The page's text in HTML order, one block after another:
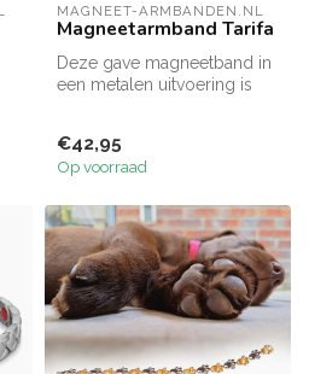
MAGNEET-ARMBANDEN.NL
Magneetarmband Tarifa
Deze gave magneetband in
een metalen uitvoering is
€42,95
Op voorraad